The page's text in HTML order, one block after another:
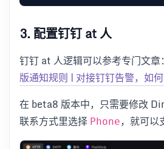
3. 配置钉钉 at 人
钉钉 at 人逻辑可以参考专门文章：
版通知规则 | 对接钉钉告警，如
在 beta8 版本中，只需要修改
联系方式里选择 Phone，就可以